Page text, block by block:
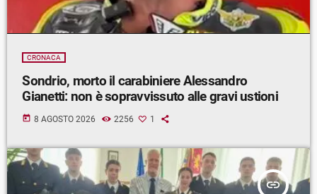
CRONACA
Sondrio, morto il carabiniere Alessandro
Gianetti: non è sopravvissuto alle gravi ustioni
today 8 AGOSTO 2026 2256 1
insert_link